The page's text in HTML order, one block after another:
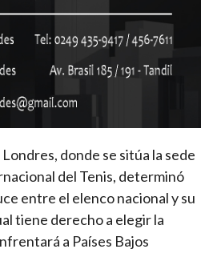
donde se sitúa la sede
del Tenis, determinó
entre el elenco nacional y su
tiene derecho a elegir la
a Países Bajos